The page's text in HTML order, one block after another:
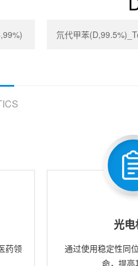
氘代甲苯
药领
光
通过使用稳定性同
命，提高